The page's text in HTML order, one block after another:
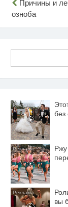
по
Причины и
озноба
без
Ржу
вы